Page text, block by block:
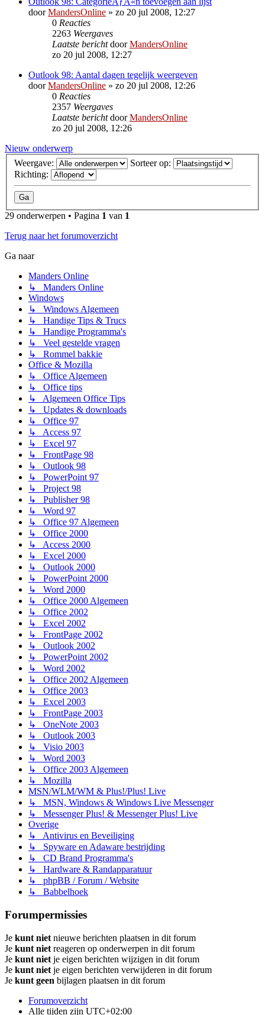
doorMandersOnline » zo 20 jul 2008, 12:27
0 Reacties
2263 Weergaves
Laatste berichtdoorMandersOnline
zo 20 jul 2008, 12:27
Outlook 98: Aantal dagen tegelijk weergeven
doorMandersOnline » zo 20 jul 2008, 12:26
0 Reacties
2357 Weergaves
Laatste berichtdoorMandersOnline
zo 20 jul 2008, 12:26
Nieuw onderwerp
Weergave:
Sorteer op:
Richting:
29 onderwerpen • Pagina 1 van 1
Terug naar het forumoverzicht
Ga naar
Manders Online
↳ Manders Online
Windows
↳ Windows Algemeen
↳ Handige Tips & Trucs
↳ Handige Programma's
↳ Veel gestelde vragen
↳ Rommel bakkie
Office & Mozilla
↳ Office Algemeen
↳ Office tips
↳ Algemeen Office Tips
↳ Updates & downloads
↳ Office 97
↳ Access 97
↳ Excel 97
↳ FrontPage 98
↳ Outlook 98
↳ PowerPoint 97
↳ Project 98
↳ Publisher 98
↳ Word 97
↳ Office 97 Algemeen
↳ Office 2000
↳ Access 2000
↳ Excel 2000
↳ Outlook 2000
↳ PowerPoint 2000
↳ Word 2000
↳ Office 2000 Algemeen
↳ Office 2002
↳ Excel 2002
↳ FrontPage 2002
↳ Outlook 2002
↳ PowerPoint 2002
↳ Word 2002
↳ Office 2002 Algemeen
↳ Office 2003
↳ Excel 2003
↳ FrontPage 2003
↳ OneNote 2003
↳ Outlook 2003
↳ Visio 2003
↳ Word 2003
↳ Office 2003 Algemeen
↳ Mozilla
MSN/WLM/WM & Plus!/Plus! Live
↳ MSN, Windows & Windows Live Messenger
↳ Messenger Plus! & Messenger Plus! Live
Overige
↳ Antivirus en Beveiliging
↳ Spyware en Adaware bestrijding
↳ CD Brand Programma's
↳ Hardware & Randapparatuur
↳ phpBB / Forum / Website
↳ Babbelhoek
Forumpermissies
Je kunt niet nieuwe berichten plaatsen in dit forum
Je kunt niet reageren op onderwerpen in dit forum
Je kunt niet je eigen berichten wijzigen in dit forum
Je kunt niet je eigen berichten verwijderen in dit forum
Je kunt geen bijlagen plaatsen in dit forum
Forumoverzicht
Alle tijden zijn UTC+02:00